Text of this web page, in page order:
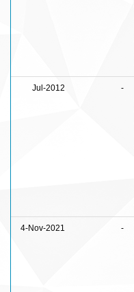
Jul-2012 -
4-Nov-2021 -